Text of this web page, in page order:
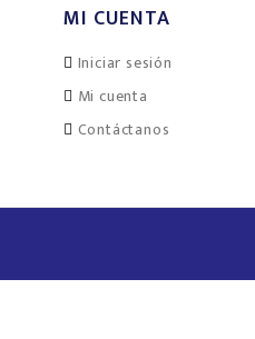
MI CUENTA
Iniciar sesión
Mi cuenta
Contáctanos